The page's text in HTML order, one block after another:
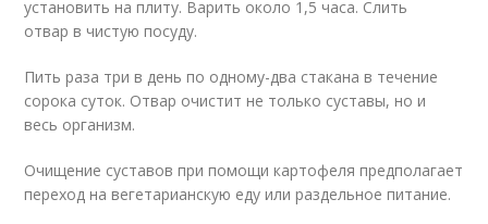
установить на плиту. Варить около 1,5 часа. Слить
отвар в чистую посуду.
Пить раза три в день по одному-два стакана в течение
сорока суток. Отвар очистит не только суставы, но и
весь организм.
Очищение суставов при помощи картофеля предполагает
переход на вегетарианскую еду или раздельное питание.